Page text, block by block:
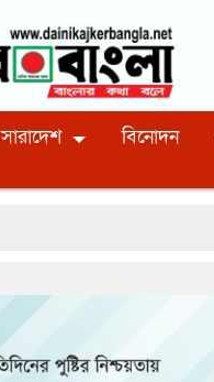
সারাদেশ বিনোদন